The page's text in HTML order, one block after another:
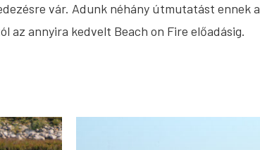
vár. Adunk néhány útmutatást ennek a
az annyira kedvelt Beach on Fire előadásig.